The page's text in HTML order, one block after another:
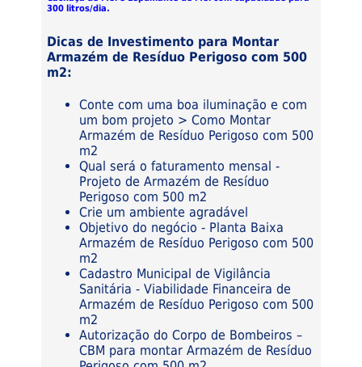
300 litros/dia.
Dicas de Investimento para Montar
Armazém de Resíduo Perigoso com 500
m2:
Conte com uma boa iluminação e com
um bom projeto > Como Montar
Armazém de Resíduo Perigoso com 500
m2
Qual será o faturamento mensal -
Projeto de Armazém de Resíduo
Perigoso com 500 m2
Crie um ambiente agradável
Objetivo do negócio - Planta Baixa
Armazém de Resíduo Perigoso com 500
m2
Cadastro Municipal de Vigilância
Sanitária - Viabilidade Financeira de
Armazém de Resíduo Perigoso com 500
m2
Autorização do Corpo de Bombeiros –
CBM para montar Armazém de Resíduo